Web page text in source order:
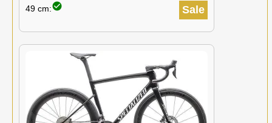
Sale
49 cm:check_circle